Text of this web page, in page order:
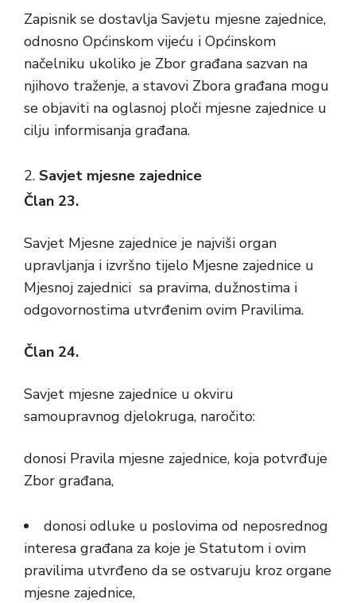
Zapisnik se dostavlja Savjetu mjesne zajednice,
odnosno Općinskom vijeću i Općinskom
načelniku ukoliko je Zbor građana sazvan na
njihovo traženje, a stavovi Zbora građana mogu
se objaviti na oglasnoj ploči mjesne zajednice u
cilju informisanja građana.
Savjet mjesne zajednice
Član 23.
Savjet Mjesne zajednice je najviši organ
upravljanja i izvršno tijelo Mjesne zajednice u
Mjesnoj zajednici sa pravima, dužnostima i
odgovornostima utvrđenim ovim Pravilima.
Član 24.
Savjet mjesne zajednice u okviru
samoupravnog djelokruga, naročito:
donosi Pravila mjesne zajednice, koja potvrđuje
Zbor građana,
donosi odluke u poslovima od neposrednog
interesa građana za koje je Statutom i ovim
pravilima utvrđeno da se ostvaruju kroz organe
mjesne zajednice,